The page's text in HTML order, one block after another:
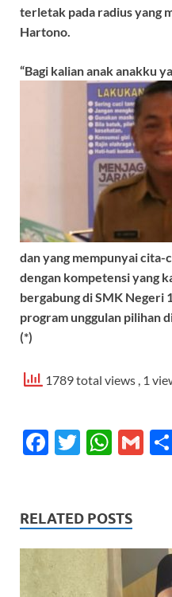
terletak pada radius yang
Hartono.
“Bagi kalian anak anakku
dan yang mempunyai cita-
dengan kompetensi yang
bergabung di SMK Negeri
program unggulan pilihan
(*)
1789 total views , 1
F
b
o
o
T
er
W
s
A
p
G
RELATED POSTS